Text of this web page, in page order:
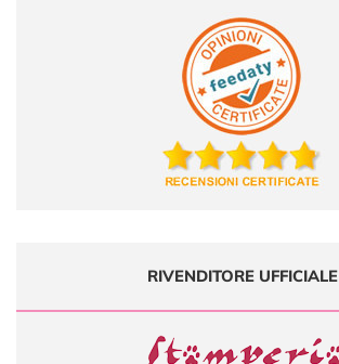
RIVENDITORE UFFICIALE